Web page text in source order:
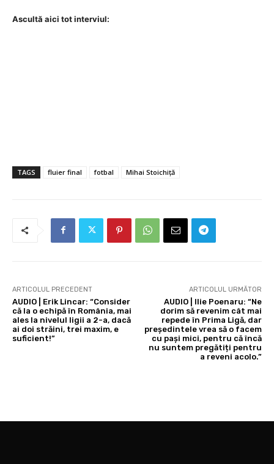
Ascultă aici tot interviul:
TAGS fluier final fotbal Mihai Stoichiță
ARTICOLUL PRECEDENT
AUDIO | Erik Lincar: “Consider
că la o echipă în România, mai
ales la nivelul ligii a 2-a, dacă
ai doi străini, trei maxim, e
suficient!”
ARTICOLUL URMĂTOR
AUDIO | Ilie Poenaru: “Ne
dorim să revenim cât mai
repede în Prima Ligă, dar
președintele vrea să o facem
cu pași mici, pentru că încă
nu suntem pregătiți pentru
a reveni acolo.”